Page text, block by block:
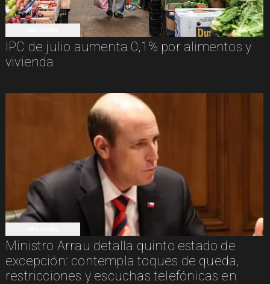
IPC de julio aumenta 0,1% por alimentos y
vivienda
Ministro Arrau detalla quinto estado de
excepción: contempla toques de queda,
restricciones y escuchas telefónicas en